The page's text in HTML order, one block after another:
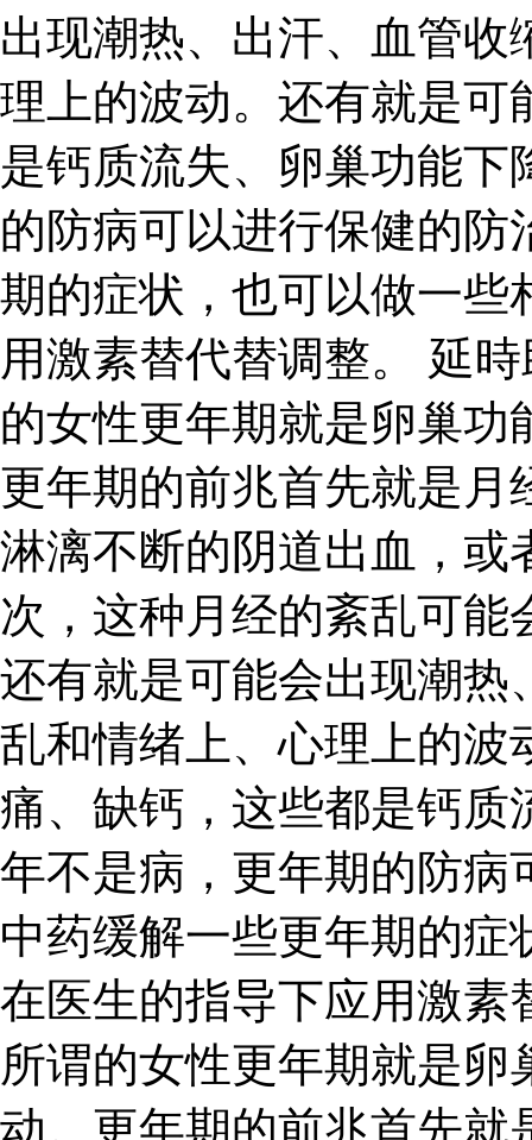
出现潮热、出汗、血管
理上的波动。还有就是可
是钙质流失、卵巢功能
的防病可以进行保健的
期的症状，也可以做一些
用激素替代替调整。 延
的女性更年期就是卵巢
更年期的前兆首先就是月
淋漓不断的阴道出血，或
次，这种月经的紊乱可
还有就是可能会出现潮热
乱和情绪上、心理上的波
痛、缺钙，这些都是钙质
年不是病，更年期的防病
中药缓解一些更年期的
在医生的指导下应用激素
所谓的女性更年期就是
动。更年期的前兆首先就